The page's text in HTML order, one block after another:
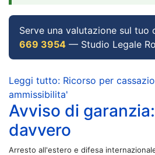
Serve una valutazione sul tuo
669 3954 — Studio Legale
Leggi tutto: Ricorso per
ammissibilita'
Avviso di
davvero
Arresto all'estero e difesa